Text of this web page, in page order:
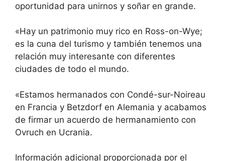
oportunidad para unirnos y soñar en grande.
«Hay un patrimonio muy rico en Ross-on-Wye;
es la cuna del turismo y también tenemos una
relación muy interesante con diferentes
ciudades de todo el mundo.
«Estamos hermanados con Condé-sur-Noireau
en Francia y Betzdorf en Alemania y acabamos
de firmar un acuerdo de hermanamiento con
Ovruch en Ucrania.
Información adicional proporcionada por el